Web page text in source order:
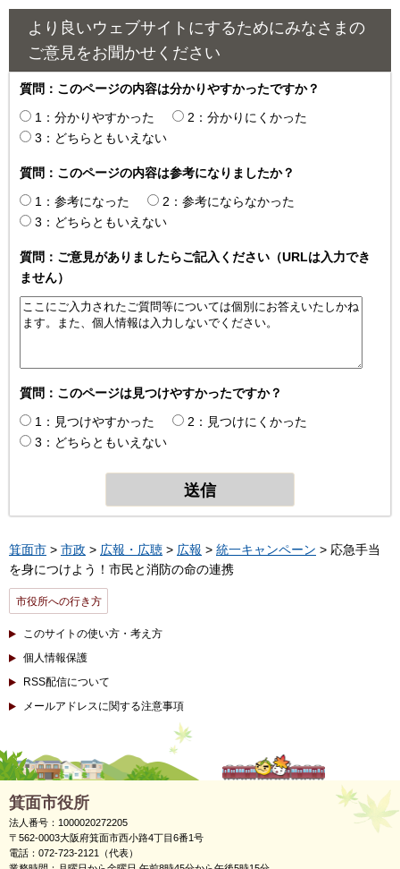
より良いウェブサイトにするためにみなさまの
ご意見をお聞かせください
質問：このページの内容は分かりやすかったですか？
1：分かりやすかった
2：分かりにくかった
3：どちらともいえない
質問：このページの内容は参考になりましたか？
1：参考になった
2：参考にならなかった
3：どちらともいえない
質問：ご意見がありましたらご記入ください（URLは入力でき
ません）
質問：このページは見つけやすかったですか？
1：見つけやすかった
2：見つけにくかった
3：どちらともいえない
箕面市 > 市政 > 広報・広聴 > 広報 > 統一キャンペーン > 応急手当
を身につけよう！市民と消防の命の連携
市役所への行き方
このサイトの使い方・考え方
個人情報保護
RSS配信について
メールアドレスに関する注意事項
箕面市役所
法人番号：1000020272205
〒562-0003大阪府箕面市西小路4丁目6番1号
電話：072-723-2121（代表）